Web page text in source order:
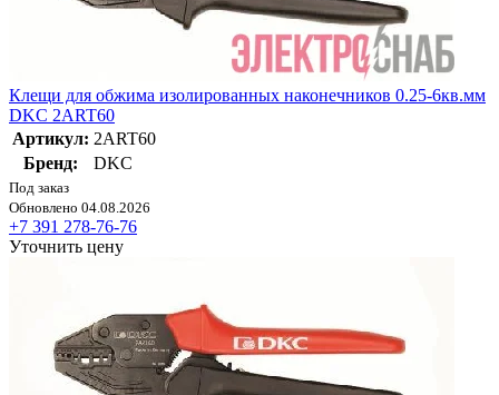
Клещи для обжима изолированных наконечников 0.25-6кв.мм
DKC 2ART60
Артикул: 2ART60
Бренд:
DKC
Под заказ
Обновлено 04.08.2026
+7 391 278-76-76
Уточнить цену